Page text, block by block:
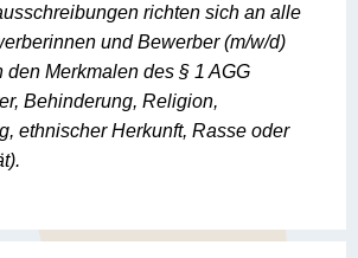
richten sich an alle
und Bewerber (m/w/d)
den Merkmalen des § 1 AGG
Behinderung, Religion,
ethnischer Herkunft, Rasse oder